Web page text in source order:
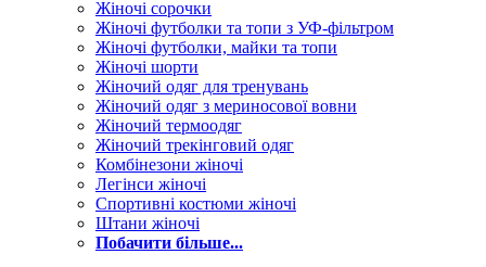
Жіночі сорочки
Жіночі футболки та топи з УФ-фільтром
Жіночі футболки, майки та топи
Жіночі шорти
Жіночий одяг для тренувань
Жіночий одяг з мериносової вовни
Жіночий термоодяг
Жіночий трекінговий одяг
Комбінезони жіночі
Легінси жіночі
Спортивні костюми жіночі
Штани жіночі
Побачити більше...